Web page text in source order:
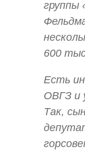
группы
600
Есть
ОВГЗ и
Так,